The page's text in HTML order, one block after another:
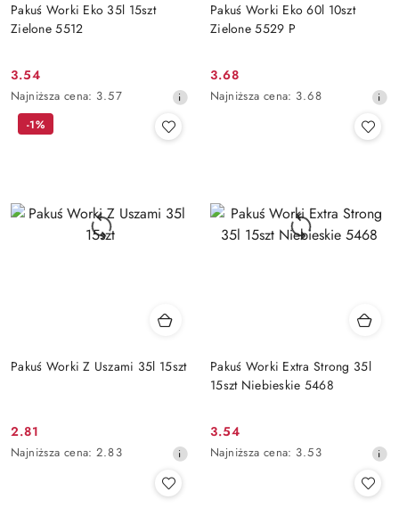
Pakuś Worki Eko 35l 15szt
Zielone 5512
Cena
promocyjna:
3.54
Najniższa
cena
Najniższa cena: 3.57
Pakuś Worki Eko 60l 10szt
Zielone 5529 P
Cena
promocyjna:
3.68
Najniższa
Najniższa cena: 3.68
Pakuś Worki Z Uszami 35l 15szt
Cena
promocyjna:
2.81
Najniższa
Najniższa cena: 2.83
-1%
Pakuś Worki Extra Strong 35l
15szt Niebieskie 5468
Cena
promocyjna:
3.54
Najniższa
Najniższa cena: 3.53